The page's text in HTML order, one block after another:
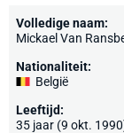
Volledige naam:
Mickael Van
Nationaliteit:
België
Leeftijd:
35 jaar (9 okt.